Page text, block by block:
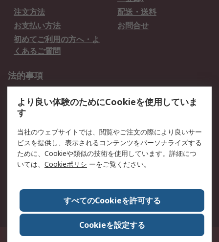
注文方法
配送・送料
お支払い方法
お問合せ
初めてご利用の方へ・よ
くあるご質問
法的事項
クッキーポリシー
RSについて
会社概要
採用情報
プレスリリース＆お知ら
コーポレートサイト
全世界のRS
RSの歴史
ESGへの取り組み（英語）
認証について
〒240-0005 神奈川県横浜市保土ヶ谷区神戸町134番地 横浜ビジネスパーク ウ
より良い体験のためにCookieを使用していま
す
当社のウェブサイトでは、閲覧やご注文の際により良いサー
ビスを提供し、表示されるコンテンツをパーソナライズする
ために、Cookieや類似の技術を使用しています。詳細につ
いては、 Cookieポリシ ーをご覧ください。
すべてのCookieを許可する
Cookieを設定する